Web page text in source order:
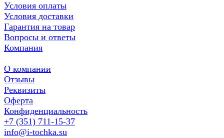
Условия оплаты
Условия доставки
Гарантия на товар
Вопросы и ответы
Компания
О компании
Отзывы
Реквизиты
Оферта
Конфиденциальность
+7 (351) 711-15-37
info@i-tochka.su